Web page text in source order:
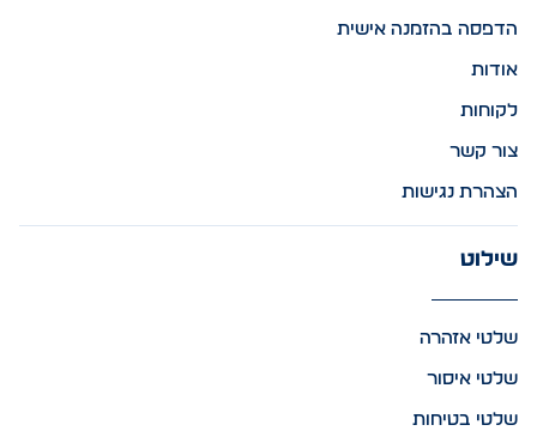
הדפסה בהזמנה אישית
אודות
לקוחות
צור קשר
הצהרת נגישות
שילוט
שלטי אזהרה
שלטי איסור
שלטי בטיחות